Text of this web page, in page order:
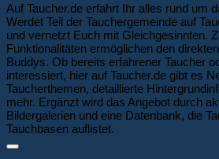
Auf Taucher.de erfahrt Ihr alles rund um
Werdet Teil der Tauchergemeinde auf
und vernetzt Euch mit Gleichgesinnten.
Funktionalitäten ermöglichen den
Buddys. Ob bereits erfahrener Taucher
interessiert, hier auf Taucher.de gibt es
Taucherthemen, detaillierte
mehr. Ergänzt wird das Angebot durch
Bildergalerien und eine Datenbank, die
Tauchbasen auflistet.